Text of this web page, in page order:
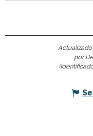
Actualizado
por